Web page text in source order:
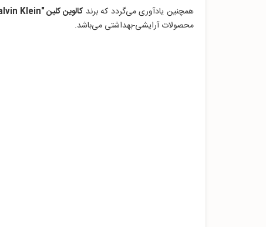
همچنین یادآوری می‌گردد که برندکالوین کلین "Calvin Klein"
محصولات آرایشی-بهداشتی می‌باشد.